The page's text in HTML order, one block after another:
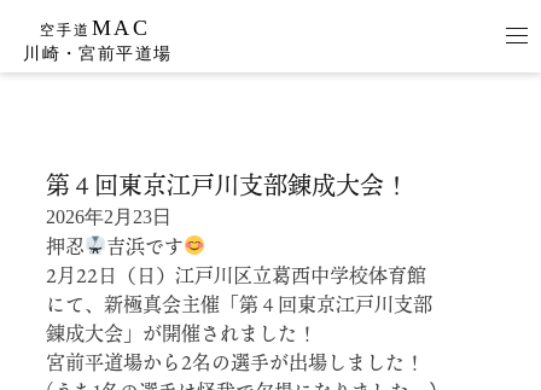
content第４回東京江戸川支部錬成大会！
2026年2月23日
押忍
吉浜です
2月22日（日）江戸川区立葛西中学校体育館
にて、新極真会主催「第４回東京江戸川支部
錬成大会」が開催されました！
宮前平道場から2名の選手が出場しました！